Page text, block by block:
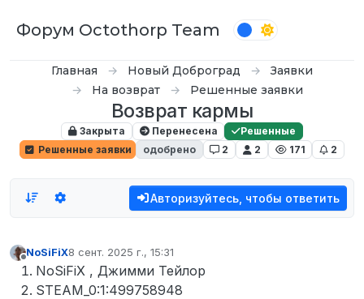
Форум Octothorp Team
Главная Новый Доброград
Заявки
На возврат
Решенные заявки
Возврат кармы
Закрыта Перенесена
Решенные
Решенные заявки
одобрено 2 2 171 2
Авторизуйтесь, чтобы ответить
Не в сети
NoSiFiX8 сент. 2025 г., 15:31
отредактировано
NoSiFiX , Джимми Тейлор
STEAM_0:1:499758948